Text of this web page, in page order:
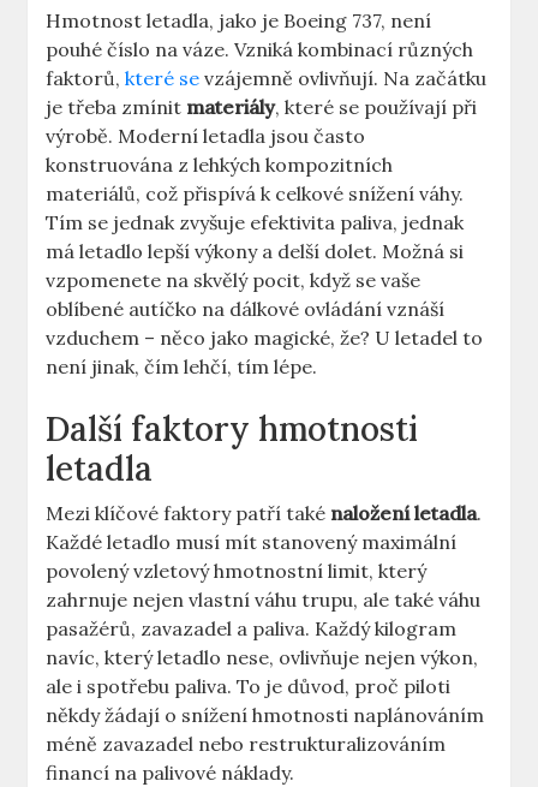
Hmotnost letadla, jako ⁤je ‌Boeing⁢ 737, není
pouhé číslo ‌na váze. ‍Vzniká kombinací různých
faktorů, ⁤které se vzájemně‌ ovlivňují. Na‍ začátku
je třeba zmínit materiály, ​které se​ používají při
výrobě. Moderní letadla ⁢jsou⁣ často
konstruována⁢ z lehkých‍ kompozitních
materiálů, což přispívá k ​celkové snížení váhy.
Tím se jednak zvyšuje efektivita paliva, jednak
má letadlo lepší výkony a delší dolet. Možná si
vzpomenete ⁢na skvělý pocit, ​když se vaše
oblíbené autíčko ⁣na dálkové ovládání vznáší
vzduchem – něco jako ‍magické, že? U letadel to
není jinak, čím lehčí, tím‍ lépe.
Další⁣ faktory ⁢hmotnosti
letadla
Mezi klíčové faktory patří ⁤také naložení letadla.
Každé ⁢letadlo musí ‍mít‍ stanovený maximální
povolený vzletový hmotnostní limit, který
zahrnuje nejen ‌vlastní ⁢váhu trupu, ale také váhu‍
pasažérů, zavazadel‍ a paliva. Každý kilogram
navíc,⁣ který letadlo nese, ovlivňuje⁤ nejen výkon,
ale i spotřebu ⁣paliva. To je důvod, proč piloti
někdy žádají‌ o snížení ⁢hmotnosti naplánováním
méně zavazadel nebo ​restrukturalizováním‍
financí na palivové náklady.